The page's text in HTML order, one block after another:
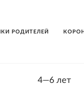
РОДИТЕЛЕЙ
4—6 лет